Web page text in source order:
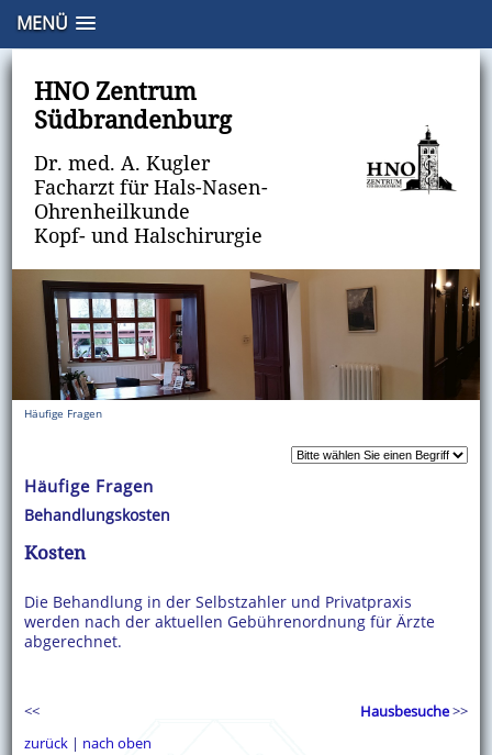
MENÜ
Häufige Fragen
Häufige Fragen
Behandlungskosten
Kosten
Die Behandlung in der Selbstzahler und Privatpraxis
werden nach der aktuellen Gebührenordnung für Ärzte
abgerechnet.
<< Hausbesuche>>
zurück| nach oben
HNO Zentrum
Südbrandenburg
Dr. med. A. Kugler
Facharzt für Hals-Nasen-
Ohrenheilkunde
Kopf- und Halschirurgie